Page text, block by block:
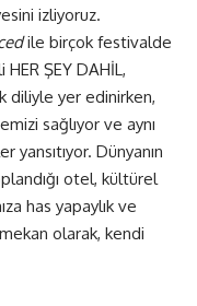
izliyoruz.
ile birçok festivalde
ŞEY DAHİL,
diliyle yer edinirken,
sağlıyor ve aynı
yansıtıyor. Dünyanın
otel, kültürel
has yapaylık ve
olarak, kendi